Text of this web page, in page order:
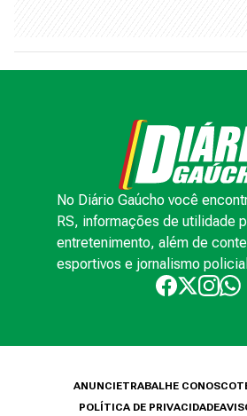
No Diário Gaúcho você
RS, informações de utilidade
entretenimento, além de
esportivos e jornalismo
ANUNCIETRABALHE CONOSCO
POLÍTICA DE PRIVACIDADE